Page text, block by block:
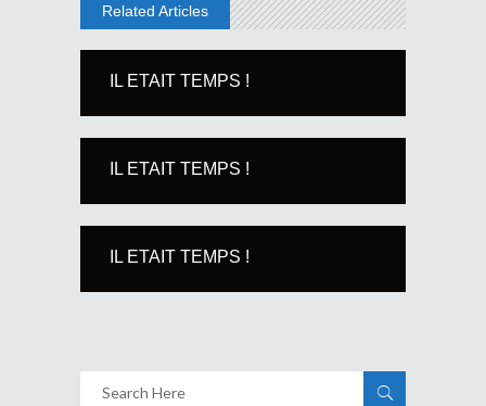
Related Articles
IL ETAIT TEMPS !
IL ETAIT TEMPS !
IL ETAIT TEMPS !